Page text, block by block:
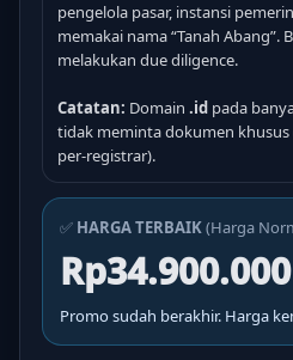
pengelola pasar, instansi
memakai nama “Tanah Abang”.
melakukan due diligence.
Catatan: Domain .id pada
tidak meminta dokumen khusus
per-registrar).
✅ HARGA TERBAIK(Harga
Rp34.900.000
Promo sudah berakhir. Harga